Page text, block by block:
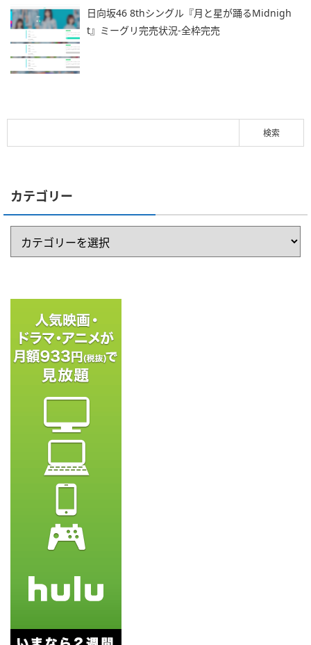
日向坂46 8thシングル『月と星が踊るMidnigh
t』ミーグリ完売状況-全枠完売
カテゴリー